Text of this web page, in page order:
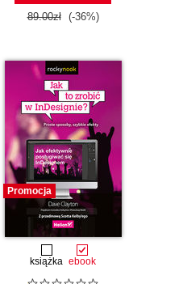
89.00zł (-36%)
Promocja
książka ebook